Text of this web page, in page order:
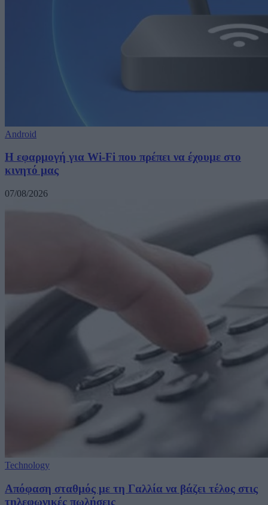
Android
Η εφαρμογή για Wi-Fi που πρέπει να έχουμε στο
κινητό μας
07/08/2026
Technology
Απόφαση σταθμός με τη Γαλλία να βάζει τέλος στις
τηλεφωνικές πωλήσεις